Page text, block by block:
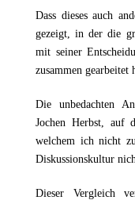
Dass dieses auch
gezeigt, in der die
mit seiner
zusammen gearbeitet
Die unbedachten
Jochen Herbst, auf
welchem ich nicht
Diskussionskultur
Dieser Vergleich